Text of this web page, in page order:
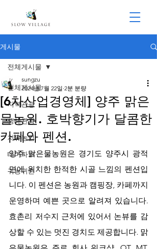
게시물
전체게시물
지역관광
생태관광
치유농업
테마파크
귀농귀촌
전체게시물
[6차산업경영체] 양주 맑은
물농원. 호박향기가 달콤한
카페와 펜션.
sungzu
2024년 7월 22일 2분 분량
양주 맑은물농원은 경기도 양주시 광적
면에 위치한 한적한 시골 느낌의 펜션입
니다. 이 펜션은 농원과 캠핑장, 카페까지
운영하며 예쁜 곳으로 알려져 있습니다.
효촌리 저수지 근처에 있어서 논뷰를 감
상할 수 있는 멋진 경치도 제공합니다. 맑